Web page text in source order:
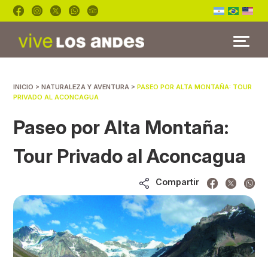
BLOG
INICIO >NATURALEZA Y AVENTURA >PASEO POR ALTA MONTAÑA: TOUR
PRIVADO AL ACONCAGUA
Paseo por Alta Montaña:
Tour Privado al Aconcagua
Compartir